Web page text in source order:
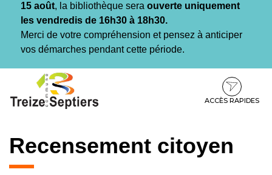
15 août, la bibliothèque sera ouverte uniquement
les vendredis de 16h30 à 18h30.
Merci de votre compréhension et pensez à anticiper
vos démarches pendant cette période.
contenu
pied
ACCÈS RAPIDES
Recensement citoyen